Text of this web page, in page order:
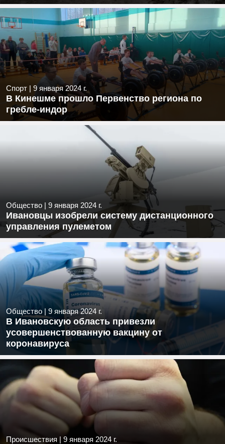
Спорт | 9 января 2024 г.
В Кинешме прошло Первенство региона по
гребле-индор
Общество | 9 января 2024 г.
Ивановцы изобрели систему дистанционного
управления пулеметом
Общество | 9 января 2024 г.
В Ивановскую область привезли
усовершенствованную вакцину от
коронавируса
Происшествия | 9 января 2024 г.